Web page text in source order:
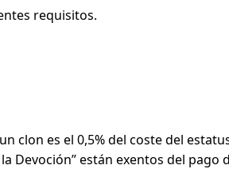
requisitos.
clon es el 0,5% del coste del
Devoción” están exentos del pago